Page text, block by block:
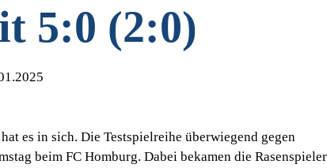
5:0 (2:0)
es in sich. Die Testspielreihe überwiegend gegen
beim FC Homburg. Dabei bekamen die Rasenspieler